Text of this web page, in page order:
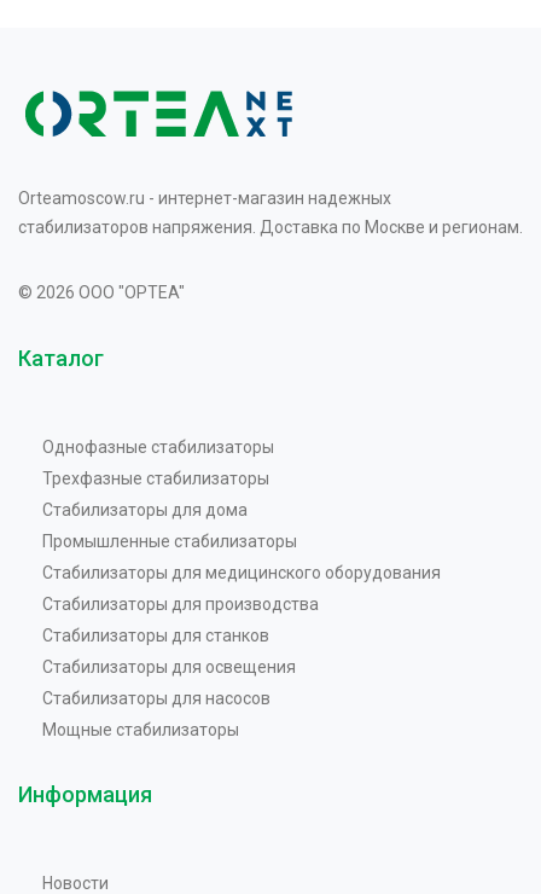
Orteamoscow.ru - интернет-магазин надежных
стабилизаторов напряжения. Доставка по Москве и регионам.
© 2026 OOO "OPTEA"
Каталог
Однофазные стабилизаторы
Трехфазные стабилизаторы
Стабилизаторы для дома
Промышленные стабилизаторы
Стабилизаторы для медицинского оборудования
Стабилизаторы для производства
Стабилизаторы для станков
Стабилизаторы для освещения
Стабилизаторы для насосов
Мощные стабилизаторы
Информация
Новости